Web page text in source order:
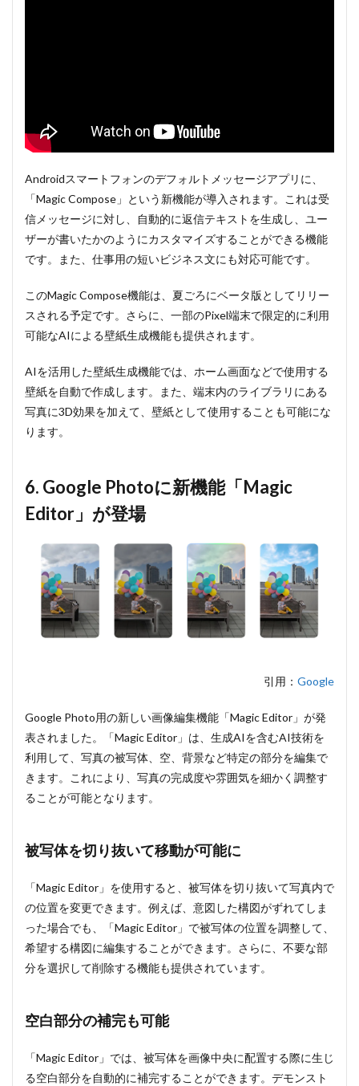
Androidスマートフォンのデフォルトメッセージアプリに、
「Magic Compose」という新機能が導入されます。これは受
信メッセージに対し、自動的に返信テキストを生成し、ユー
ザーが書いたかのようにカスタマイズすることができる機能
です。また、仕事用の短いビジネス文にも対応可能です。
このMagic Compose機能は、夏ごろにベータ版としてリリー
スされる予定です。さらに、一部のPixel端末で限定的に利用
可能なAIによる壁紙生成機能も提供されます。
AIを活用した壁紙生成機能では、ホーム画面などで使用する
壁紙を自動で作成します。また、端末内のライブラリにある
写真に3D効果を加えて、壁紙として使用することも可能にな
ります。
6. Google Photoに新機能「Magic
Editor」が登場
引用： Google
Google Photo用の新しい画像編集機能「Magic Editor」が発
表されました。「Magic Editor」は、生成AIを含むAI技術を
利用して、写真の被写体、空、背景など特定の部分を編集で
きます。これにより、写真の完成度や雰囲気を細かく調整す
ることが可能となります。
被写体を切り抜いて移動が可能に
「Magic Editor」を使用すると、被写体を切り抜いて写真内で
の位置を変更できます。例えば、意図した構図がずれてしま
った場合でも、「Magic Editor」で被写体の位置を調整して、
希望する構図に編集することができます。さらに、不要な部
分を選択して削除する機能も提供されています。
空白部分の補完も可能
「Magic Editor」では、被写体を画像中央に配置する際に生じ
る空白部分を自動的に補完することができます。デモンスト